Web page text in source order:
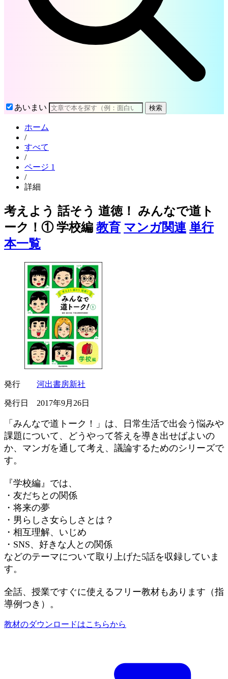
あいまい 検索
ホーム
/
すべて
/
ページ 1
/
詳細
考えよう 話そう 道徳！ みんなで道ト
ーク！① 学校編 教育 マンガ関連 単行
本一覧
発行 河出書房新社
発行日 2017年9月26日
「みんなで道トーク！」は、日常生活で出会う悩みや
課題について、どうやって答えを導き出せばよいの
か、マンガを通して考え、議論するためのシリーズで
す。
『学校編』では、
・友だちとの関係
・将来の夢
・男らしさ女らしさとは？
・相互理解、いじめ
・SNS、好きな人との関係
などのテーマについて取り上げた5話を収録していま
す。
全話、授業ですぐに使えるフリー教材もあります（指
導例つき）。
教材のダウンロードはこちらから